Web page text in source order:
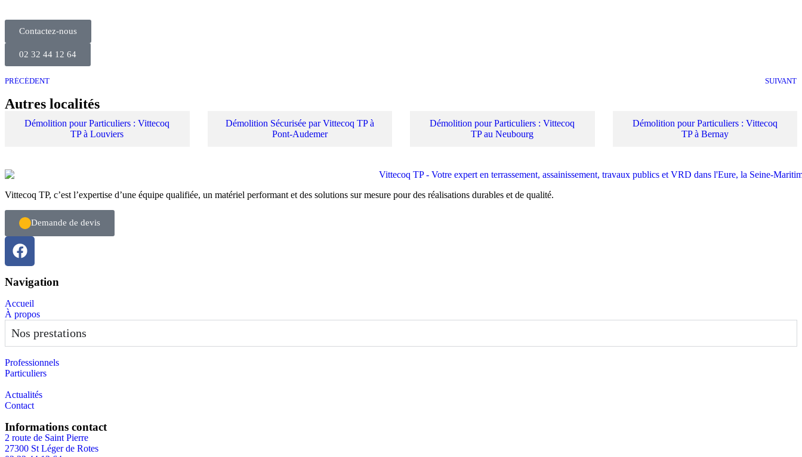
Contactez-nous
02 32 44 12 64
PRÉCÉDENT SUIVANT
Autres localités
Démolition pour Particuliers : Vittecoq
TP à Louviers
Démolition Sécurisée par Vittecoq TP à
Pont-Audemer
Démolition pour Particuliers : Vittecoq
TP au Neubourg
Démolition pour Particuliers : Vittecoq
TP à Bernay
Vittecoq TP, c’est l’expertise d’une équipe qualifiée, un matériel performant et des solutions sur mesure pour des réalisations durables et de qualité.
Demande de devis
Navigation
Accueil
À propos
Nos prestations
Professionnels
Particuliers
Actualités
Contact
Informations contact
2 route de Saint Pierre
27300 St Léger de Rotes